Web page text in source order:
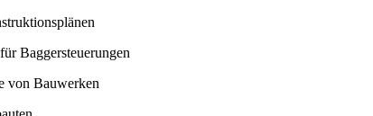
Baggersteuerungen
von Bauwerken